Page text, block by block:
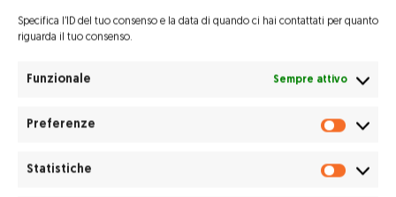
Specifica l’ID del tuo consenso e la data di quando ci hai contattati per quanto
riguarda il tuo consenso.
Funzionale Sempre attivo
Preferenze
Statistiche
è fantastico ma non può battere un esperienza
nella realtà (anche se viene definito simulatore)
l’uomo ha sempre cercato ma quando è riuscito
campo militare voglio ringraziare il pilota per tutto.